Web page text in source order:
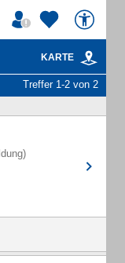
KARTE
Treffer 1-2 von 2